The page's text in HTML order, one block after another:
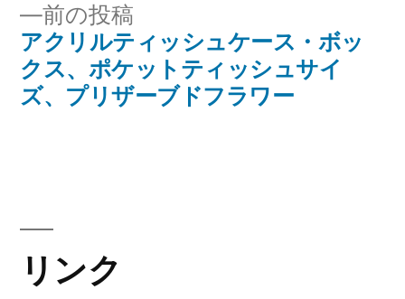
ナ
ビ
ゲ
ョ
ン
前の投稿
の
投
稿:
アクリルティッシュケース・ボッ
クス、ポケットティッシュサイ
ズ、プリザーブドフラワー
リンク